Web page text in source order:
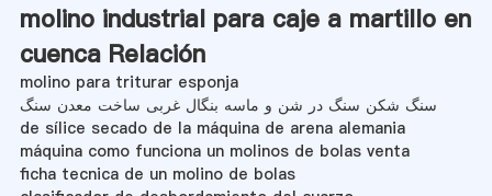
molino industrial para caje a martillo en
cuenca Relación
molino para triturar esponja
سنگ شکن سنگ در شن و ماسه بنگال غربی ساخت معدن سنگ
de sílice secado de la máquina de arena alemania
máquina como funciona un molinos de bolas venta
ficha tecnica de un molino de bolas